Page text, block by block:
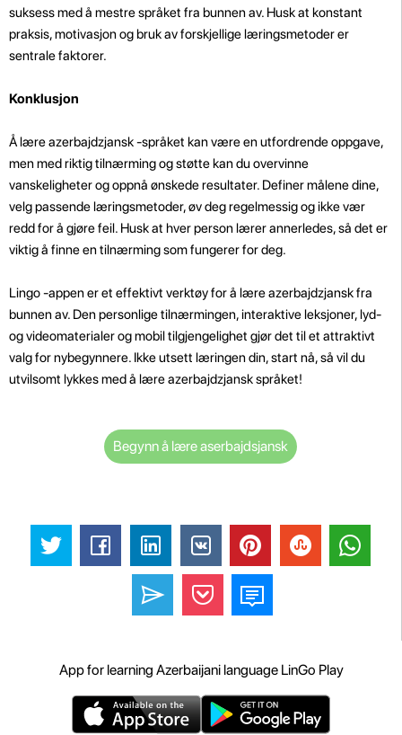
suksess med å mestre språket fra bunnen av. Husk at konstant
praksis, motivasjon og bruk av forskjellige læringsmetoder er
sentrale faktorer.
Konklusjon
Å lære azerbajdzjansk -språket kan være en utfordrende oppgave,
men med riktig tilnærming og støtte kan du overvinne
vanskeligheter og oppnå ønskede resultater. Definer målene dine,
velg passende læringsmetoder, øv deg regelmessig og ikke vær
redd for å gjøre feil. Husk at hver person lærer annerledes, så det er
viktig å finne en tilnærming som fungerer for deg.
Lingo -appen er et effektivt verktøy for å lære azerbajdzjansk fra
bunnen av. Den personlige tilnærmingen, interaktive leksjoner, lyd-
og videomaterialer og mobil tilgjengelighet gjør det til et attraktivt
valg for nybegynnere. Ikke utsett læringen din, start nå, så vil du
utvilsomt lykkes med å lære azerbajdzjansk språket!
Begynn å lære aserbajdsjansk
App for learning Azerbaijani language LinGo Play